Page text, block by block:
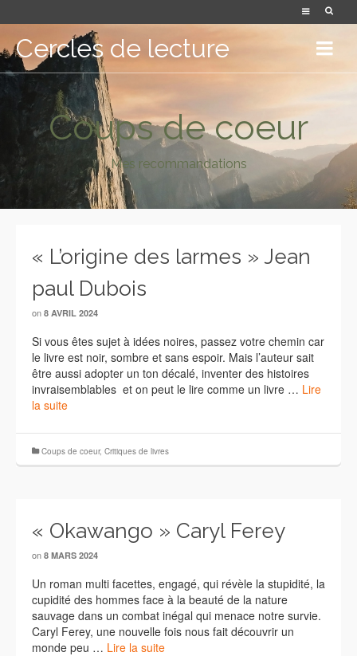
Cercles de lecture
Coups de coeur
Mes recommandations
« L’origine des larmes » Jean
paul Dubois
on 8 AVRIL 2024
Si vous êtes sujet à idées noires, passez votre chemin car
le livre est noir, sombre et sans espoir. Mais l’auteur sait
être aussi adopter un ton décalé, inventer des histoires
invraisemblables et on peut le lire comme un livre … Lire
la suite
Coups de coeur, Critiques de livres
« Okawango » Caryl Ferey
on 8 MARS 2024
Un roman multi facettes, engagé, qui révèle la stupidité, la
cupidité des hommes face à la beauté de la nature
sauvage dans un combat inégal qui menace notre survie.
Caryl Ferey, une nouvelle fois nous fait découvrir un
monde peu … Lire la suite